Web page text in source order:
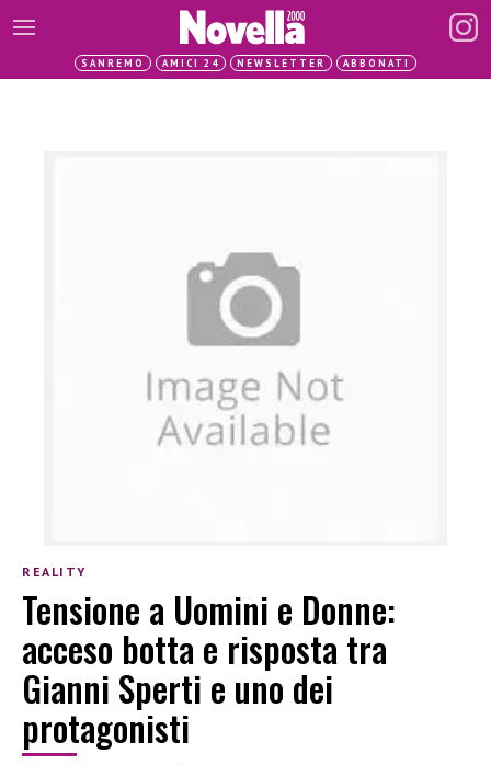
SANREMO AMICI 24 NEWSLETTER ABBONATI
REALITY
Tensione a Uomini e Donne:
acceso botta e risposta tra
Gianni Sperti e uno dei
protagonisti